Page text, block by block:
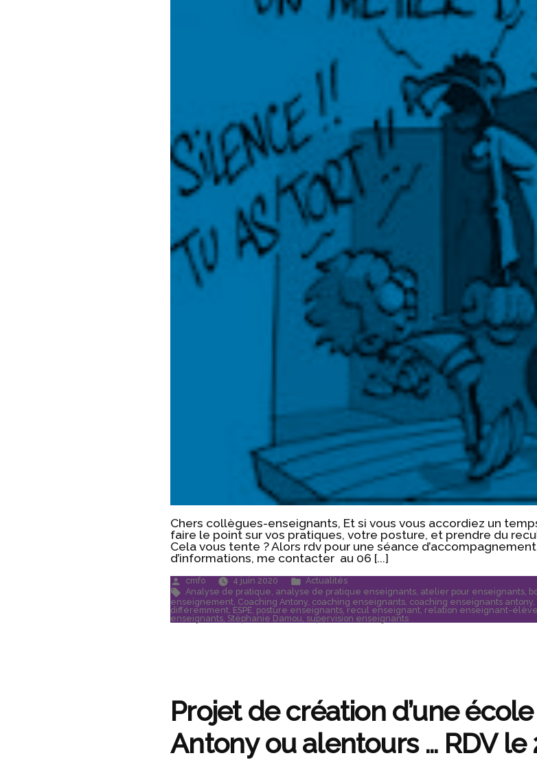
Chers collègues-enseignants, Et si vous vous accordiez un
faire le point sur vos pratiques, votre posture, et prendre du
Cela vous tente ? Alors rdv pour une séance
d’informations, me contacter au 06 [...]
Publié
par
cmfo 4 juin 2020
Publié
dans
Actualités
Étiquettes :
Analyse de pratique, analyse de pratique enseignants, atelier pour enseignants,
enseignement, Coaching Antony, coaching enseignants, coaching enseignants antony,
différemment, ESPE, posture enseignants,recul enseignant, relation enseignant-élève
enseignants, Stéphanie Damou, supervision enseignants
Projet de création d’une
Antony ou alentours … RDV le